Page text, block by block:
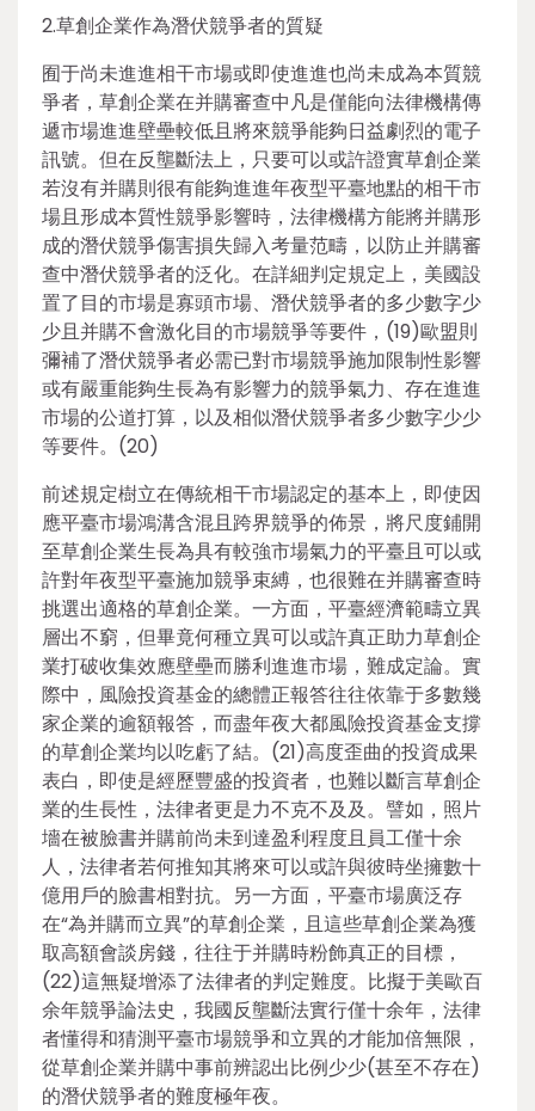
2.草創企業作為潛伏競爭者的質疑
囿于尚未進進相干市場或即使進進也尚未成為本質競
爭者，草創企業在并購審查中凡是僅能向法律機構傳
遞市場進進壁壘較低且將來競爭能夠日益劇烈的電子
訊號。但在反壟斷法上，只要可以或許證實草創企業
若沒有并購則很有能夠進進年夜型平臺地點的相干市
場且形成本質性競爭影響時，法律機構方能將并購形
成的潛伏競爭傷害損失歸入考量范疇，以防止并購審
查中潛伏競爭者的泛化。在詳細判定規定上，美國設
置了目的市場是寡頭市場、潛伏競爭者的多少數字少
少且并購不會激化目的市場競爭等要件，(19)歐盟則
彌補了潛伏競爭者必需已對市場競爭施加限制性影響
或有嚴重能夠生長為有影響力的競爭氣力、存在進進
市場的公道打算，以及相似潛伏競爭者多少數字少少
等要件。(20)
前述規定樹立在傳統相干市場認定的基本上，即使因
應平臺市場鴻溝含混且跨界競爭的佈景，將尺度鋪開
至草創企業生長為具有較強市場氣力的平臺且可以或
許對年夜型平臺施加競爭束縛，也很難在并購審查時
挑選出適格的草創企業。一方面，平臺經濟範疇立異
層出不窮，但畢竟何種立異可以或許真正助力草創企
業打破收集效應壁壘而勝利進進市場，難成定論。實
際中，風險投資基金的總體正報答往往依靠于多數幾
家企業的逾額報答，而盡年夜大都風險投資基金支撐
的草創企業均以吃虧了結。(21)高度歪曲的投資成果
表白，即使是經歷豐盛的投資者，也難以斷言草創企
業的生長性，法律者更是力不克不及及。譬如，照片
墻在被臉書并購前尚未到達盈利程度且員工僅十余
人，法律者若何推知其將來可以或許與彼時坐擁數十
億用戶的臉書相對抗。另一方面，平臺市場廣泛存
在“為并購而立異”的草創企業，且這些草創企業為獲
取高額會談房錢，往往于并購時粉飾真正的目標，
(22)這無疑增添了法律者的判定難度。比擬于美歐百
余年競爭論法史，我國反壟斷法實行僅十余年，法律
者懂得和猜測平臺市場競爭和立異的才能加倍無限，
從草創企業并購中事前辨認出比例少少(甚至不存在)
的潛伏競爭者的難度極年夜。